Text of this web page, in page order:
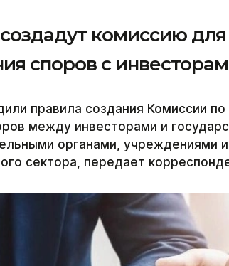
комиссию
споров с
правила создания Комиссии
между инвесторами и
органами, учреждениями
сектора, передает